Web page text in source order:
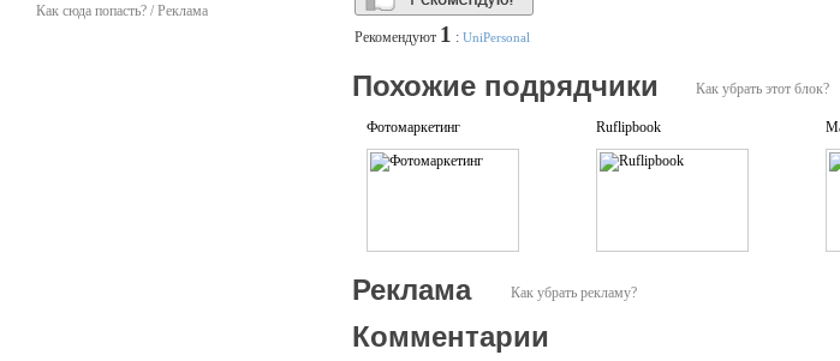
Как сюда попасть? / Реклама
Рекомендуют 1 : UniPersonal
Как убрать этот блок?
Похожие подрядчики
Фотомаркетинг Ruflipbook
Как убрать рекламу?
Реклама
Комментарии